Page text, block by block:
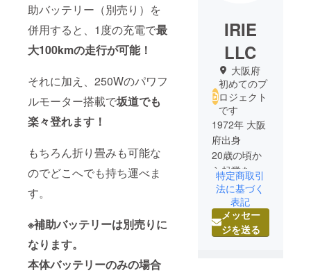
助バッテリー（別売り）を
併用すると、1度の充電で最
大100kmの走行が可能！
それに加え、250Wのパワフ
ルモーター搭載で坂道でも
楽々登れます！
もちろん折り畳みも可能な
のでどこへでも持ち運べま
す。
※補助バッテリーは別売りに
なります。
本体バッテリーのみの場合
IRIE
LLC
大阪府
初めてのプ
ロジェクト
です
1972年 大阪
府出身
20歳の頃か
ら起業を夢
見ながら失
敗を繰り返
してきまし
た。
特定商取引
法に基づく
表記
メッセー
ジを送る